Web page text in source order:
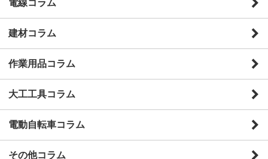
電線コラム
建材コラム
作業用品コラム
大工工具コラム
電動自転車コラム
その他コラム